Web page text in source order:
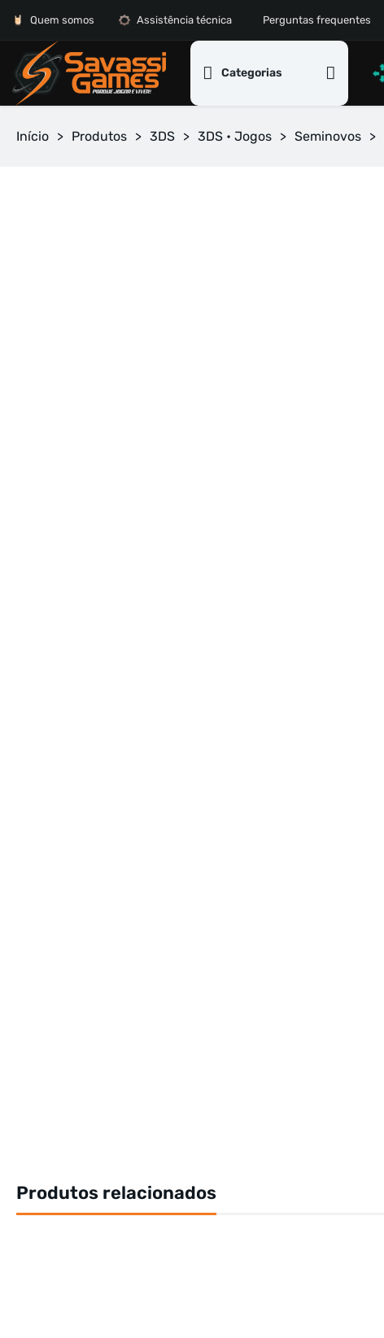
Quem somos Assistência técnica Perguntas frequentes
Categorias
Início > Produtos > 3DS > 3DS • Jogos > Seminovos >
Produtos relacionados